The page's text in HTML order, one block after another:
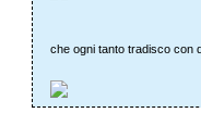
che ogni tanto tradisco con